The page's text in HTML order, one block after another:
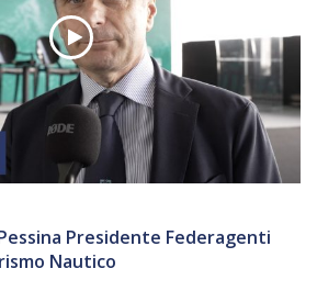
Presidente Federagenti
Nautico